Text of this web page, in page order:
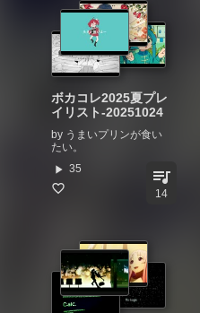
ボカコレ2025夏プレ
イリスト-20251024
by うまいプリンが食い
たい。
play_arrow 35 queue_music
14